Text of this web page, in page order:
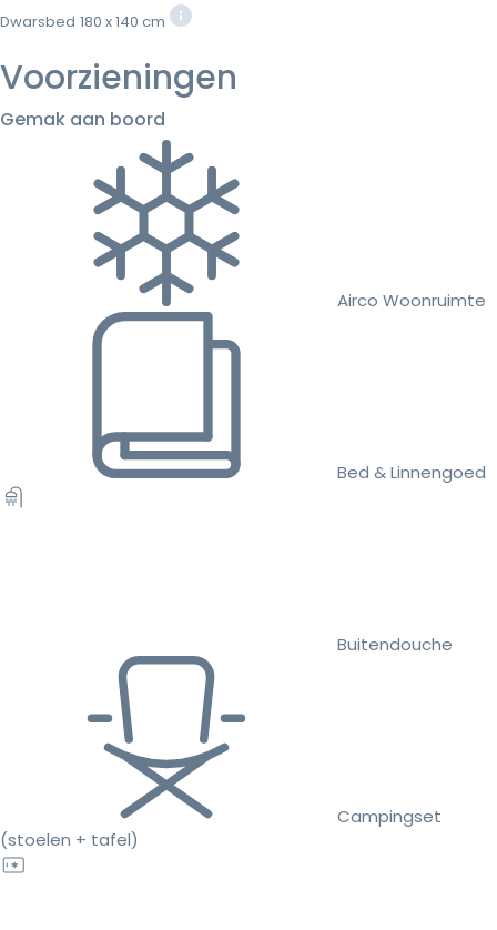
Dwarsbed 180 x 140 cm
Voorzieningen
Gemak aan boord
Airco Woonruimte
Bed & Linnengoed
Buitendouche
Campingset
(stoelen + tafel)